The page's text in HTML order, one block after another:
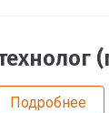
Подробнее